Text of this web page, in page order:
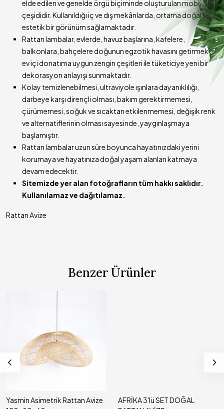
elde edilen ve genelde örgü biçiminde oluşturulan mobilya
çeşididir. Kullanıldığı iç ve dış mekânlarda, ortama doğal ve
estetik bir görünüm sağlamaktadır.
Rattan lambalar, evlerde, havuz başlarına, kafelere,
balkonlara, bahçelere doğunun egzotik havasını getirmekte,
ev içi donatıma uygun zengin çeşitleri ile tüketiciye yeni bir
dekorasyon anlayışı sunmaktadır.
Kolay temizlenebilmesi, ultraviyole ışınlara dayanıklılığı,
darbeye karşı dirençli olması, bakım gerektirmemesi,
çürümemesi, soğuk ve sıcaktan etkilenmemesi, değişik renk
ve alternatiflerinin olması sayesinde, yaygınlaşmaya
başlamıştır.
Rattan lambalar uzun süre boyunca hayatınızdaki yerini
korumaya ve hayatınıza doğal yaşam alanları katmaya
devam edecektir.
Sitemizde yer alan fotoğrafların tüm hakkı saklıdır.
Kullanılamaz ve dağıtılamaz.
Rattan Avize
Benzer Ürünler
Yasmin Asimetrik Rattan Avize
AFRİKA 3'lü SET DOĞAL